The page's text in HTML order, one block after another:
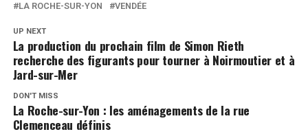
LA ROCHE-SUR-YON
VENDÉE
UP NEXT
La production du prochain film de Simon Rieth
recherche des figurants pour tourner à Noirmoutier et à
Jard-sur-Mer
DON'T MISS
La Roche-sur-Yon : les aménagements de la rue
Clemenceau définis